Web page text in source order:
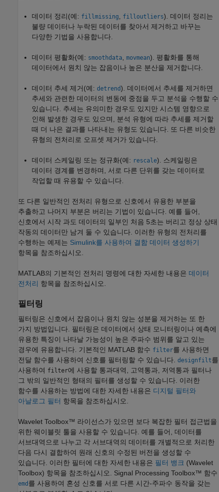
데이터 정리(예: fillmissing filloutliers). 데이터 정리는
불량 데이터나 누락된 데이터를 찾아서 제거하고 바꾸는
다양한 기법을 사용합니다.
데이터 평활화(예: smoothdata movmean). 평활화를 통해
데이터에서 원치 않는 잡음이나 높은 분산을 제거합니다.
데이터 추세 제거(예: detrend). 데이터에서 추세를 제거하면
추세와 관련한 데이터의 변동에 중점을 두고 분석을 수행할 수
있습니다. 추세는 유의미한 경우도 있지만 시스템 영향으로
인해 발생한 경우도 있으며, 분석 유형에 따라 추세를 제거할
때 더 나은 결과를 나타내는 유형도 있습니다. 또 다른 비슷한
유형의 전처리로 오프셋 제거가 있습니다.
데이터 스케일링 또는 정규화(예: rescale). 스케일링은
데이터 경계를 변경하며, 서로 다른 단위를 갖는 데이터로
작업할 때 유용할 수 있습니다.
또 다른 일반적인 전처리 유형으로 신호에서 유용한 부분을
추출하고 나머지 부분은 버리는 기법이 있습니다. 예를 들어,
신호에서 시작 과도 데이터의 일부인 처음 5초는 버리고 정상 상태
작동의 데이터만 남겨 둘 수 있습니다. 이러한 유형의 전처리를
수행하는 예제는 Simulink를 사용하여 결함 데이터 생성하기
항목을 참조하십시오.
MATLAB의 기본적인 전처리 명령에 대한 자세한 내용은 데이터
전처리 항목을 참조하십시오.
필터링
필터링은 신호에서 잡음이나 원치 않는 성분을 제거하는 또 한
가지 방법입니다. 필터링은 데이터에서 상태 모니터링이나 예측에
유용한 특징이 나타날 가능성이 높은 주파수 범위를 알고 있는
경우에 유용합니다. 기본적인 MATLAB 함수 filter를 사용하면
전달 함수를 사용하여 신호를 필터링할 수 있습니다. designfilt를
사용하여 filter에 사용할 통과대역, 고역통과, 저역통과 필터나
그 밖의 일반적인 형태의 필터를 생성할 수 있습니다. 이러한
함수를 사용하는 방법에 대한 자세한 내용은 디지털 필터와
아날로그 필터 항목을 참조하십시오.
Wavelet Toolbox™ 라이선스가 있으면 보다 복잡한 필터 접근법을
위한 웨이블릿 툴을 사용할 수 있습니다. 예를 들어, 데이터를
서브대역으로 나누고 각 서브대역의 데이터를 개별적으로 처리한
다음 다시 결합하여 원래 신호의 수정된 버전을 생성할 수
있습니다. 이러한 필터에 대한 자세한 내용은 필터 뱅크 (Wavelet
Toolbox) 항목을 참조하십시오. Signal Processing Toolbox™ 함수
emd 를 사용하여 혼성 신호를 서로 다른 시간-주파수 동작을 갖는